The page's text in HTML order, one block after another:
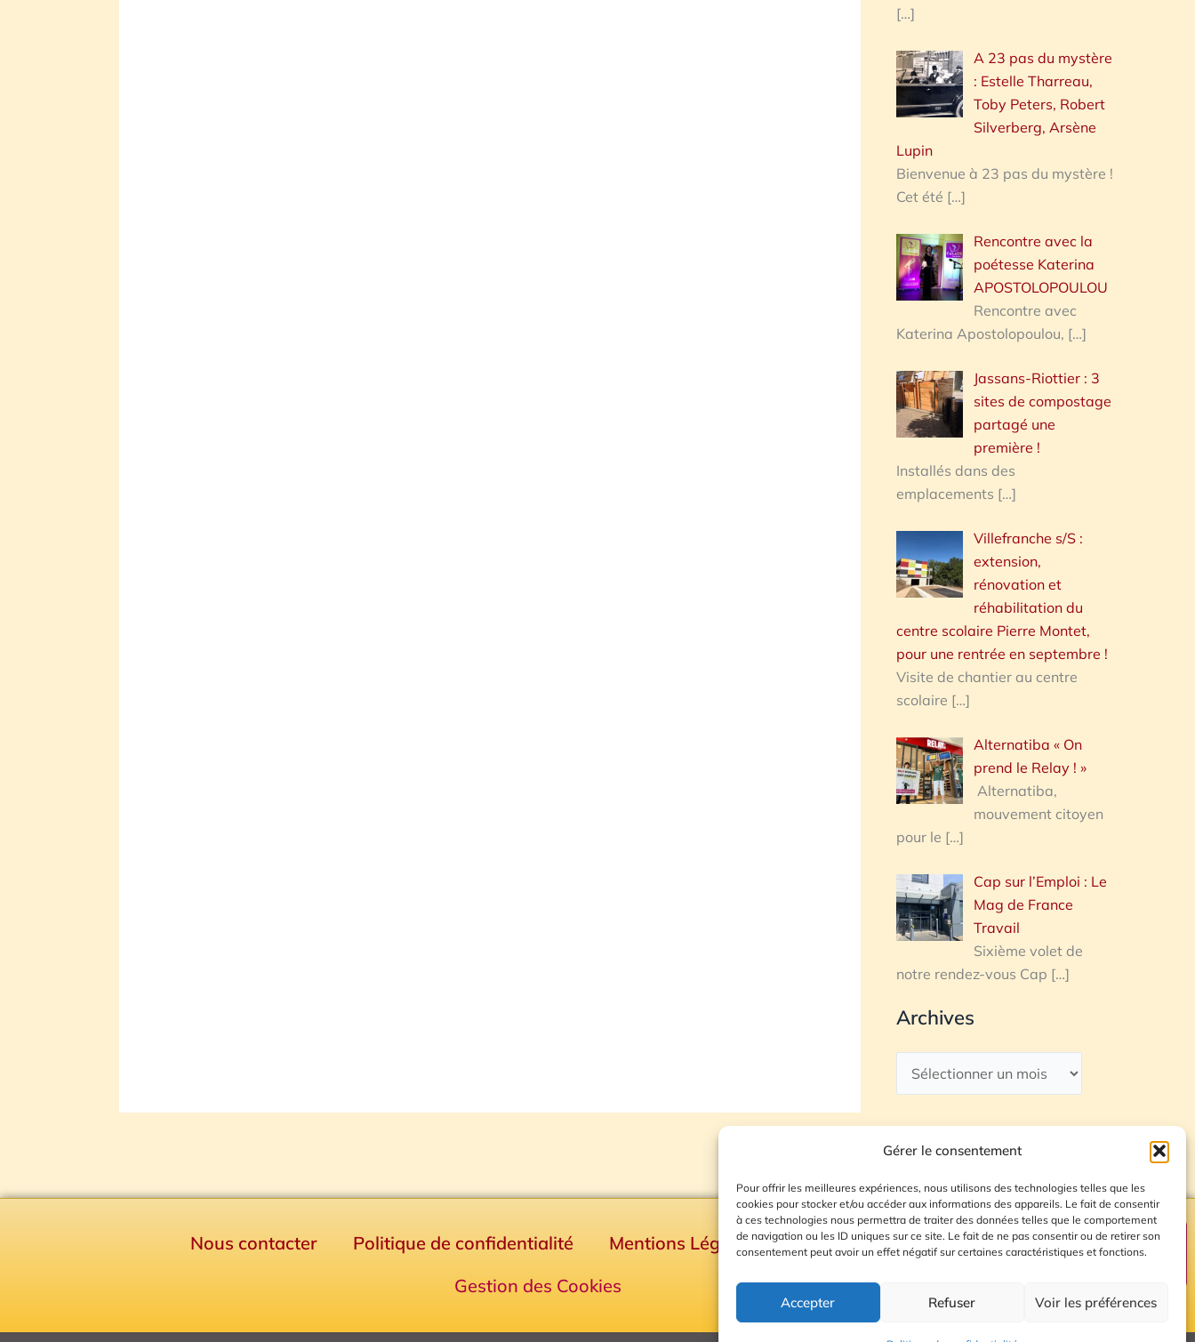
Gérer le consentement
Pour offrir les meilleures expériences, nous utilisons des technologies telles que les
cookies pour stocker et/ou accéder aux informations des appareils. Le fait de consentir
à ces technologies nous permettra de traiter des données telles que le comportement
de navigation ou les ID uniques sur ce site. Le fait de ne pas consentir ou de retirer son
consentement peut avoir un effet négatif sur certaines caractéristiques et fonctions.
Accepter Refuser Voir les préférences
[…]
A 23 pas du mystère
: Estelle Tharreau,
Toby Peters, Robert
Silverberg, Arsène
Lupin
Bienvenue à 23 pas du mystère !
Cet été […]
Rencontre avec la
poétesse Katerina
APOSTOLOPOULOU
Rencontre avec
Katerina Apostolopoulou, […]
Jassans-Riottier : 3
sites de compostage
partagé une
première !
Installés dans des
emplacements […]
Villefranche s/S :
extension,
rénovation et
réhabilitation du
centre scolaire Pierre Montet,
pour une rentrée en septembre !
Visite de chantier au centre
scolaire […]
Alternatiba « On
prend le Relay ! »
Alternatiba,
mouvement citoyen
pour le […]
Cap sur l’Emploi : Le
Mag de France
Travail
Sixième volet de
notre rendez-vous Cap […]
Archives
Nous contacter Politique de confidentialité Mentions Légales
Plan du site
Gestion des Cookies